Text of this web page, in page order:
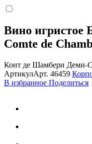
Вино игристое
Comte de
Конт де Шамбери Деми-
АртикулАрт. 46459
В избранное Поделиться